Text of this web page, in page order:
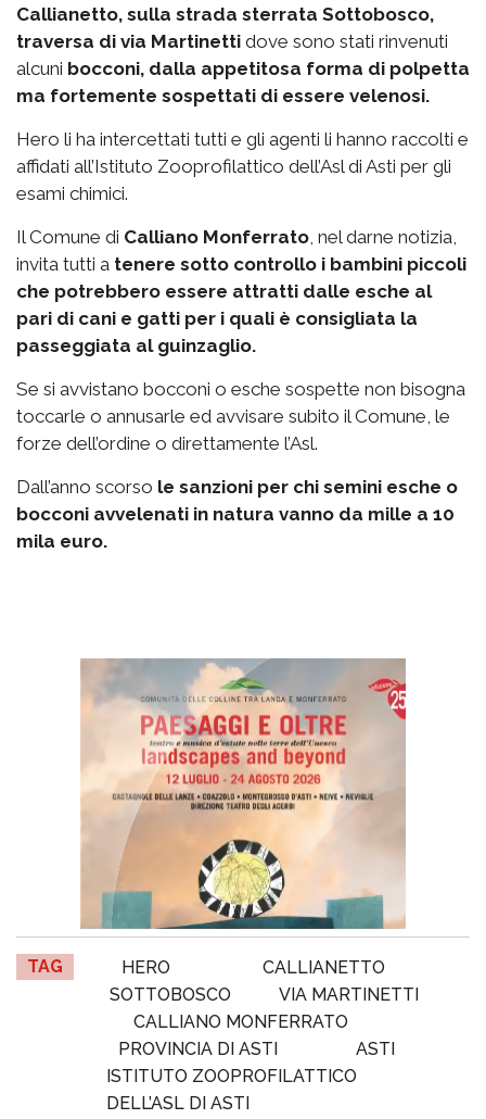
Callianetto, sulla strada sterrata Sottobosco,
traversa di via Martinetti dove sono stati rinvenuti
alcuni bocconi, dalla appetitosa forma di polpetta
ma fortemente sospettati di essere velenosi.
Hero li ha intercettati tutti e gli agenti li hanno raccolti e
affidati all’Istituto Zooprofilattico dell’Asl di Asti per gli
esami chimici.
Il Comune di Calliano Monferrato, nel darne notizia,
invita tutti a tenere sotto controllo i bambini piccoli
che potrebbero essere attratti dalle esche al
pari di cani e gatti per i quali è consigliata la
passeggiata al guinzaglio.
Se si avvistano bocconi o esche sospette non bisogna
toccarle o annusarle ed avvisare subito il Comune, le
forze dell’ordine o direttamente l’Asl.
Dall’anno scorso le sanzioni per chi semini esche o
bocconi avvelenati in natura vanno da mille a 10
mila euro.
TAG HERO
CALLIANETTO
SOTTOBOSCO
VIA MARTINETTI
CALLIANO MONFERRATO
PROVINCIA DI ASTI
ASTI
ISTITUTO ZOOPROFILATTICO
DELL’ASL DI ASTI